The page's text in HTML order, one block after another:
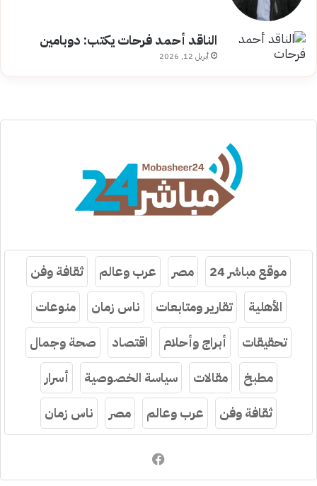
الناقد أحمد فرحات يكتب: دوبامين
أبريل 12, 2026
موقع مباشر 24 مصر عرب وعالم
ثقافة وفن
الأهلية
تقارير ومتابعات ناس زمان
منوعات
تحقيقات
أبراج وأحلام اقتصاد
صحة وجمال
مطبخ
مقالات سياسة الخصوصية
أسرار
ثقافة وفن
عرب وعالم مصر ناس زمان
فيسبوك